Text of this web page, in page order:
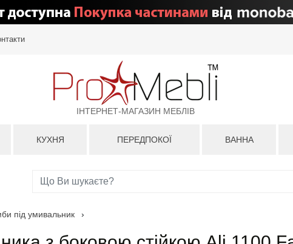
ІНТЕРНЕТ-МАГАЗИН МЕБЛІВ
КУХНЯ ПЕРЕДПОКОЇ ВАННА
під умивальник ›